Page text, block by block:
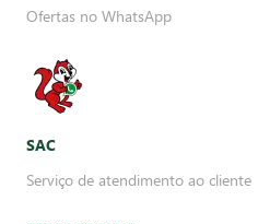
Ofertas no WhatsApp
SAC
Serviço de atendimento ao cliente